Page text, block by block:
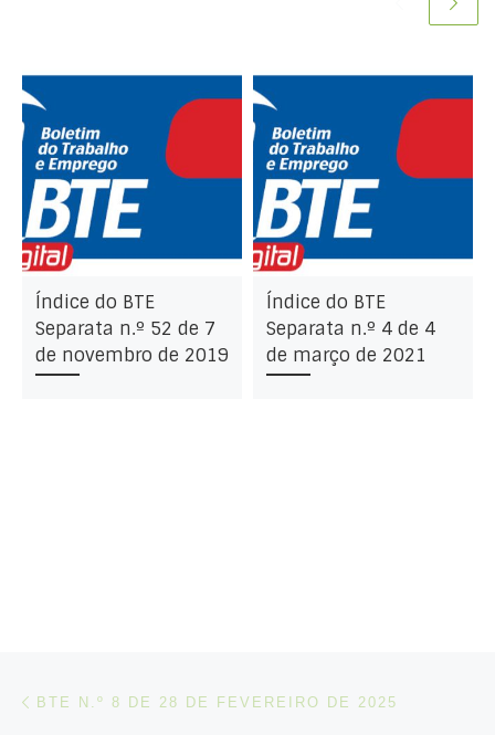
Índice do BTE
Separata n.º 52 de 7
de novembro de 2019
Índice do BTE
Separata n.º 4 de 4
de março de 2021
Post navigation
BTE N.º 8 DE 28 DE FEVEREIRO DE 2025